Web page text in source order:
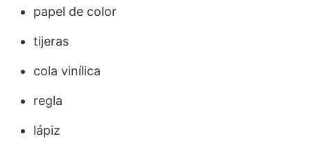
papel de color
tijeras
cola vinílica
regla
lápiz